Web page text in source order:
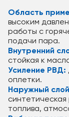
Область
высоким
работы с
подачи пара.
Внутренний
стойкая к
Усиление РВД:
оплетки.
Наружный
синтетическая
топлива,